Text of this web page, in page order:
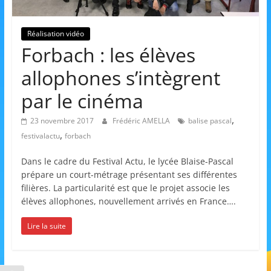
l'Animation
–
Stiring-
Wendel
L
o
Réalisation vidéo
Forbach : les élèves
allophones s’intègrent
par le cinéma
23 novembre 2017 Frédéric AMELLA balise pascal,
festivalactu, forbach
Dans le cadre du Festival Actu, le lycée Blaise-Pascal
prépare un court-métrage présentant ses différentes
filières. La particularité est que le projet associe les
élèves allophones, nouvellement arrivés en France….
Lire la suite